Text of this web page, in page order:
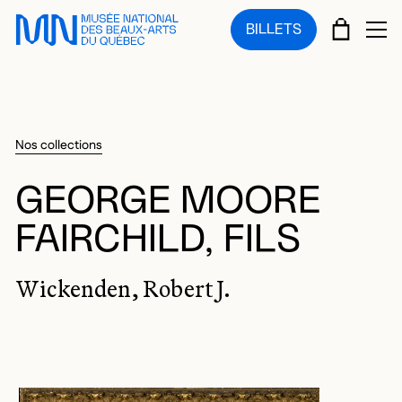
Sauter au menu principal
Sauter au contenu principal
Sauter au pied de page
BILLETS PANIER
Nos collections
GEORGE MOORE
FAIRCHILD, FILS
Wickenden, Robert J.